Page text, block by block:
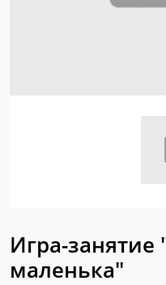
Игра-
маленька"